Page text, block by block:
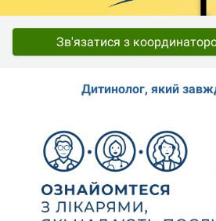
Зв'язатися з
Дитинолог, який